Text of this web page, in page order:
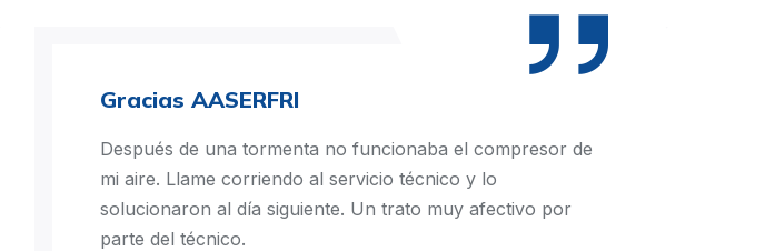
Gracias AASERFRI
Después de una tormenta no funcionaba el compresor de
mi aire. Llame corriendo al servicio técnico y lo
solucionaron al día siguiente. Un trato muy afectivo por
parte del técnico.